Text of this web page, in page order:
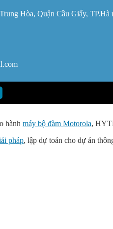
Hòa, Quận Cầu Giấy, TP.Hà
hành máy bộ đàm Motorola,
pháp, lập dự toán cho dự án